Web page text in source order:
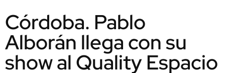
Córdoba. Pablo
Alborán llega con su
show al Quality Espacio